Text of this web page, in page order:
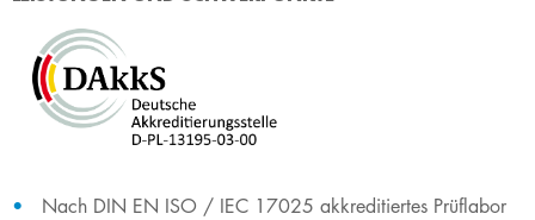
​Nach DIN EN ISO / IEC 17025 akkreditiertes Prüflabor